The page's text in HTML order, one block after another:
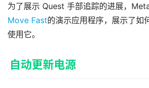
为了展示 Quest 手部追踪的进展，
Move Fast的演示应用程序，展示了如
使用它。
自动更新电源